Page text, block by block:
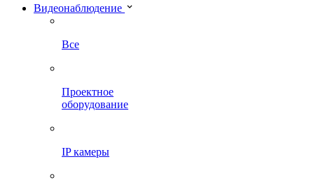
Видеонаблюдение
Все
Проектное
оборудование
IP камеры